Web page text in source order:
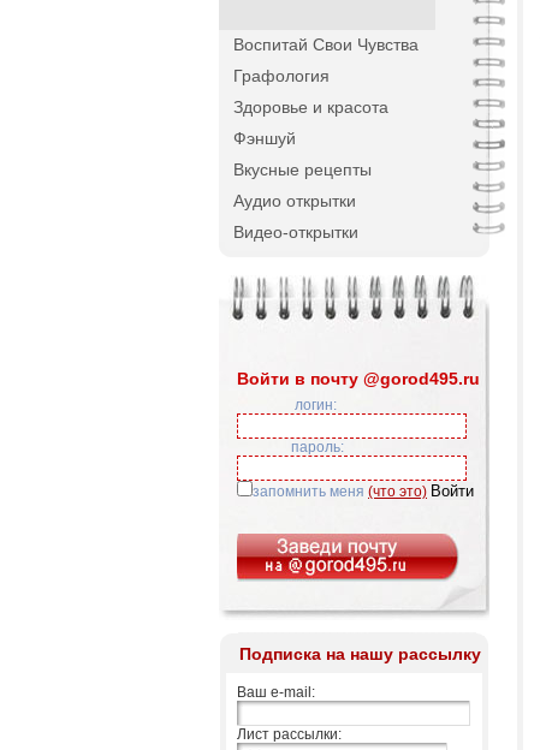
Воспитай Свои Чувства
Графология
Здоровье и красота
Фэншуй
Вкусные рецепты
Аудио открытки
Видео-открытки
Войти в почту @gorod495.ru
логин:
пароль:
запомнить меня (что это)
Подписка на нашу рассылку
Ваш e-mail:
Лист рассылки: